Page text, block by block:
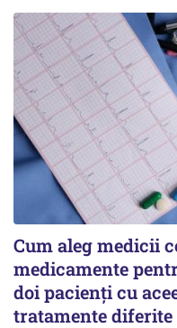
Cum aleg medicii
medicamente
doi pacienți cu
tratamente diferite